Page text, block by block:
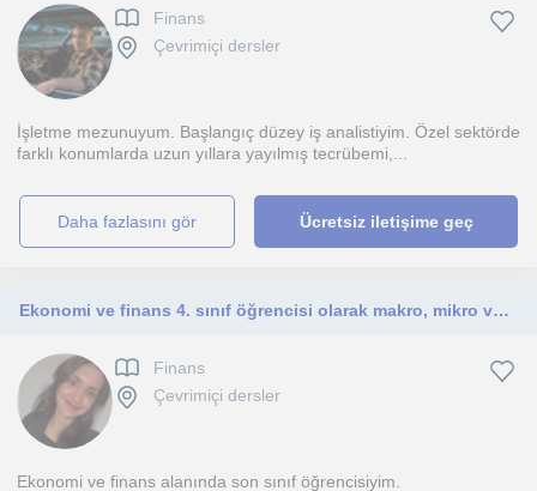
Finans
Çevrimiçi dersler
İşletme mezunuyum. Başlangıç düzey iş analistiyim. Özel sektörde
farklı konumlarda uzun yıllara yayılmış tecrübemi,...
daha fazlasını gör Ücretsiz iletişime geç
Ekonomi ve finans 4. sınıf öğrencisi olarak makro, mikro ve finans konularında öğrencilere destek sağlayabilirim.
Finans
Çevrimiçi dersler
Ekonomi ve finans alanında son sınıf öğrencisiyim.